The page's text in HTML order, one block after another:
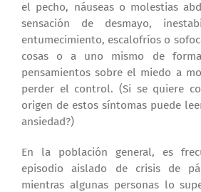
el pecho, náuseas o molestias
sensación de desmayo,
entumecimiento, escalofríos o
cosas o a uno mismo de
pensamientos sobre el miedo a
perder el control. (Si se quiere
origen de estos síntomas puede
ansiedad?)
En la población general, es
episodio aislado de crisis de
mientras algunas personas lo